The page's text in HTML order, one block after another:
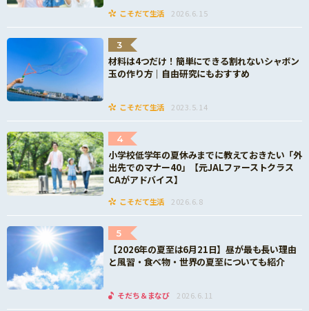
こそだて生活 2026.6.15
3
材料は4つだけ！簡単にできる割れないシャボン
玉の作り方｜自由研究にもおすすめ
こそだて生活 2023.5.14
4
小学校低学年の夏休みまでに教えておきたい「外
出先でのマナー40」【元JALファーストクラス
CAがアドバイス】
こそだて生活 2026.6.8
5
【2026年の夏至は6月21日】昼が最も長い理由
と風習・食べ物・世界の夏至についても紹介
そだち＆まなび 2026.6.11